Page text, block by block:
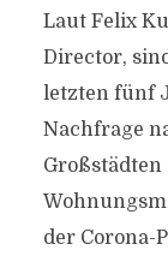
Laut Felix
Director,
letzten fünf
Nachfrage
der Corona-